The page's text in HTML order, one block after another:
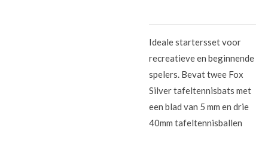
Ideale startersset voor
recreatieve en beginnende
spelers. Bevat twee Fox
Silver tafeltennisbats met
een blad van 5 mm en drie
40mm tafeltennisballen